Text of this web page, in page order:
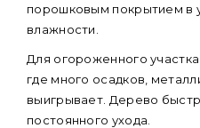
порошковым покрытием в
влажности.
Для огороженного
где много осадков,
выигрывает. Дерево
постоянного ухода.